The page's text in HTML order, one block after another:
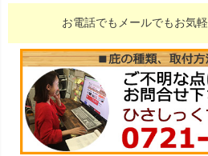
お電話でもメールでもお気